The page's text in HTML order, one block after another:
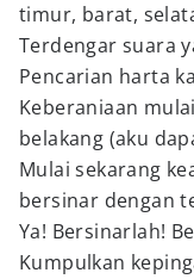
timur, barat,
Terdengar suara
Pencarian harta
Keberaniaan
belakang (aku
Mulai sekarang
bersinar dengan
Ya! Bersinarlah!
Kumpulkan